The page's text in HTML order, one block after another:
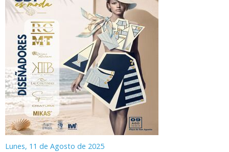
Lunes, 11 de Agosto de 2025